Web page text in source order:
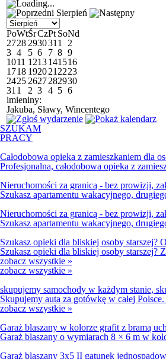
Sierpień
PoWtŚrCzPt SoNd
2728 293031 1
2
3 4 5 6 7 8 9
1011 1213141516
1718 192021 2223
2425 2627282930
31 1 2 3 4 5 6
imieniny:
Jakuba, Sławy, Wincentego
SZUKAM
PRACY
Całodobowa opieka z zamieszkaniem dla
Profesjonalna, całodobowa opieka z
Nieruchomości za granicą - bez prowizji,
Szukasz apartamentu wakacyjnego,
Nieruchomości za granicą - bez prowizji,
Szukasz apartamentu wakacyjnego,
Szukasz opieki dla bliskiej osoby starszej?
Szukasz opieki dla bliskiej osoby starszej?
zobacz wszystkie »
zobacz wszystkie »
skupujemy samochody w każdym stanie,
Skupujemy auta za gotówkę w całej
zobacz wszystkie »
Garaż blaszany w kolorze grafit z bramą
Garaż blaszany o wymiarach 8 × 6 m w
Garaż blaszany 3x5 II gatunek